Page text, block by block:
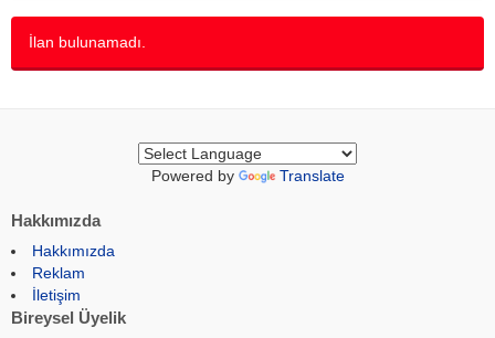
İlan bulunamadı.
Powered by Translate
Hakkımızda
Hakkımızda
Reklam
İletişim
Bireysel Üyelik